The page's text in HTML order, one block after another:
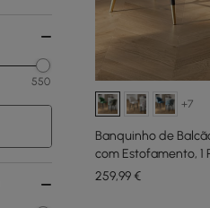
550
+7
Banquinho de
com Estofamento, 1
259,99€